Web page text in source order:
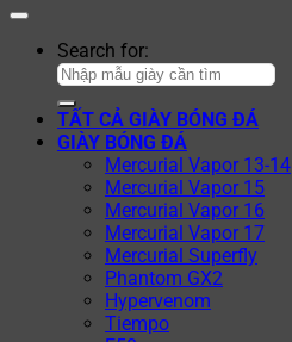
Search for:
TẤT CẢ GIÀY BÓNG ĐÁ
GIÀY BÓNG ĐÁ
Mercurial Vapor 13-14
Mercurial Vapor 15
Mercurial Vapor 16
Mercurial Vapor 17
Mercurial Superfly
Phantom GX2
Hypervenom
Tiempo